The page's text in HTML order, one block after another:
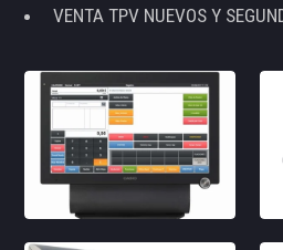
VENTA TPV NUEVOS Y